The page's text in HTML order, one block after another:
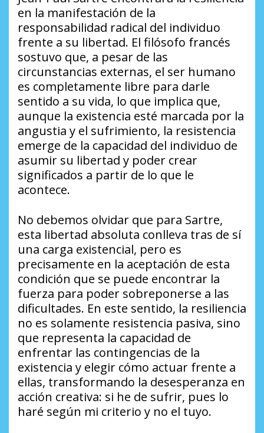
en la manifestación de la
responsabilidad radical del individuo
frente a su libertad. El filósofo francés
sostuvo que, a pesar de las
circunstancias externas, el ser humano
es completamente libre para darle
sentido a su vida, lo que implica que,
aunque la existencia esté marcada por la
angustia y el sufrimiento, la resistencia
emerge de la capacidad del individuo de
asumir su libertad y poder crear
significados a partir de lo que le
acontece.
No debemos olvidar que para Sartre,
esta libertad absoluta conlleva tras de sí
una carga existencial, pero es
precisamente en la aceptación de esta
condición que se puede encontrar la
fuerza para poder sobreponerse a las
dificultades. En este sentido, la resiliencia
no es solamente resistencia pasiva, sino
que representa la capacidad de
enfrentar las contingencias de la
existencia y elegir cómo actuar frente a
ellas, transformando la desesperanza en
acción creativa: si he de sufrir, pues lo
haré según mi criterio y no el tuyo.